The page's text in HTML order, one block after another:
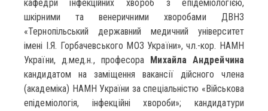
кафедри інфекційних хвороб з епідеміологією,
шкірними та венеричними хворобами ДВНЗ
«Тернопільський державний медичний університет
імені І.Я. Горбачевського МОЗ України», чл.-кор. НАМН
України, д.мед.н., професора Михайла Андрейчина
кандидатом на заміщення вакансії дійсного члена
(академіка) НАМН України за спеціальністю «Військова
епідеміологія, інфекційні хвороби»; кандидатури